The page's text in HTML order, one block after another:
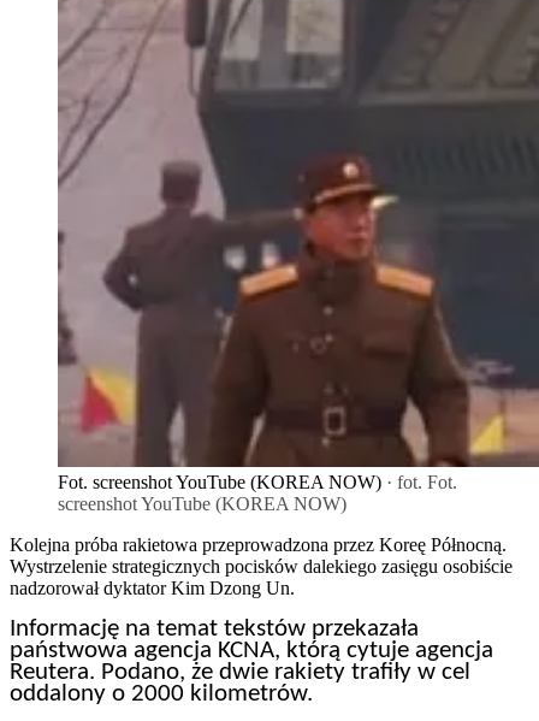
Fot. screenshot YouTube (KOREA NOW) · fot. Fot.
screenshot YouTube (KOREA NOW)
Kolejna próba rakietowa przeprowadzona przez Koreę Północną.
Wystrzelenie strategicznych pocisków dalekiego zasięgu osobiście
nadzorował dyktator Kim Dzong Un.
Informację na temat tekstów przekazała
państwowa agencja KCNA, którą cytuje agencja
Reutera. Podano, że dwie rakiety trafiły w cel
oddalony o 2000 kilometrów.